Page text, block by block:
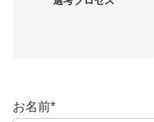
お名前*